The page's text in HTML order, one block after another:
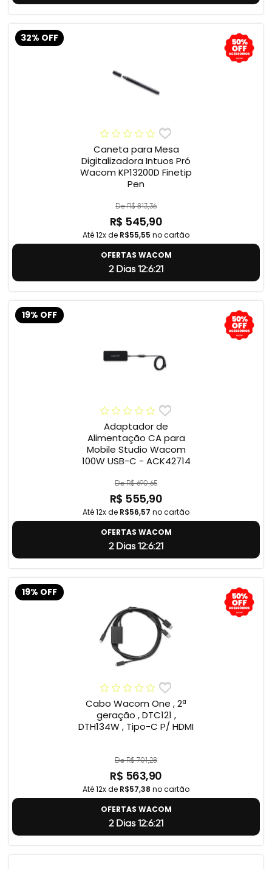
32% OFF
Caneta para Mesa
Digitalizadora Intuos Pró
Wacom KP13200D Finetip
Pen
De R$ 813,36
R$ 545,90
Até 12x de R$55,55 no cartão
OFERTAS WACOM
2 Dias 12:6:20
19% OFF
Adaptador de
Alimentação CA para
Mobile Studio Wacom
100W USB-C - ACK42714
De R$ 690,65
R$ 555,90
Até 12x de R$56,57 no cartão
OFERTAS WACOM
2 Dias 12:6:20
19% OFF
Cabo Wacom One , 2ª
geração , DTC121 ,
DTH134W , Tipo-C P/ HDMI
De R$ 701,28
R$ 563,90
Até 12x de R$57,38 no cartão
OFERTAS WACOM
2 Dias 12:6:20